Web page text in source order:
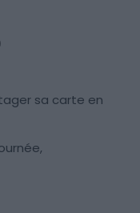
sa carte en